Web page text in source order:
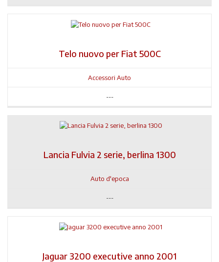
Telo nuovo per Fiat 500C
Accessori Auto
---
Lancia Fulvia 2 serie, berlina 1300
Auto d'epoca
---
Jaguar 3200 executive anno 2001